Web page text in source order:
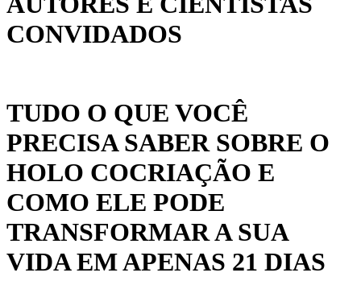
CONVIDADOS
TUDO O QUE VOCÊ
PRECISA SABER SOBRE O
HOLO COCRIAÇÃO E
COMO ELE PODE
TRANSFORMAR A SUA
VIDA EM APENAS 21 DIAS